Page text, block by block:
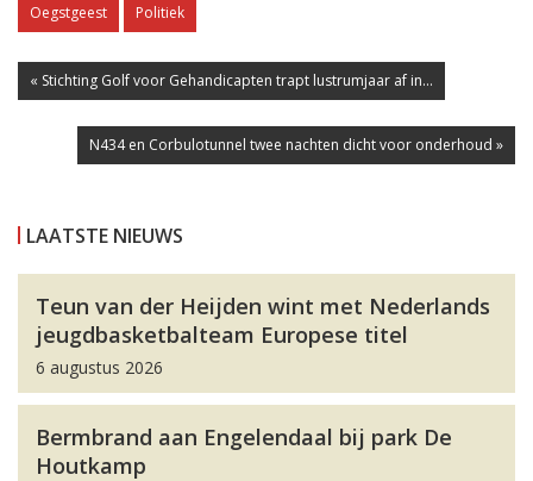
Oegstgeest Politiek
« Stichting Golf voor Gehandicapten trapt lustrumjaar af in...
N434 en Corbulotunnel twee nachten dicht voor onderhoud »
LAATSTE NIEUWS
Teun van der Heijden wint met Nederlands
jeugdbasketbalteam Europese titel
6 augustus 2026
Bermbrand aan Engelendaal bij park De
Houtkamp